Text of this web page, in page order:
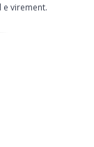
e virement.